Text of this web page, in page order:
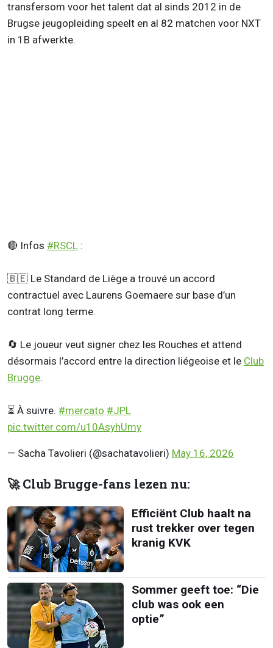
transfersom voor het talent dat al sinds 2012 in de
Brugse jeugopleiding speelt en al 82 matchen voor NXT
in 1B afwerkte.
🔴 Infos #RSCL :
🇧🇪 Le Standard de Liège a trouvé un accord
contractuel avec Laurens Goemaere sur base d’un
contrat long terme.
🔄 Le joueur veut signer chez les Rouches et attend
désormais l’accord entre la direction liégeoise et le Club
Brugge.
⏳ À suivre. #mercato #JPL
pic.twitter.com/u10AsyhUmy
— Sacha Tavolieri (@sachatavolieri) May 16, 2026
🚀 Club Brugge-fans lezen nu:
Efficiënt Club haalt na
rust trekker over tegen
kranig KVK
Sommer geeft toe: “Die
club was ook een
optie”